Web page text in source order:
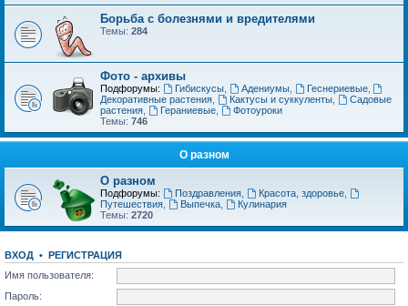
Борьба с болезнями и вредителями
Темы: 284
Фото - архивы
Подфорумы: Гибискусы, Адениумы, Геснериевые,
Декоративные растения
Кактусы и суккуленты,
Садовые
растения
Гераниевые,
Фотоуроки
Темы: 746
О разном
О разном
Подфорумы: Поздравления, Красота, здоровье,
Путешествия
Выпечка,
Кулинария
Темы: 2720
ВХОД • РЕГИСТРАЦИЯ
Имя пользователя:
Пароль: